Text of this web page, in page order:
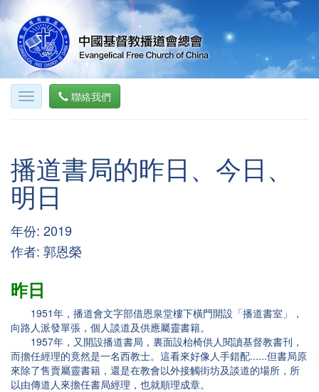
聯絡我們
播道書局的昨日、今日、
明日
年份: 2019
作者: 郭恩榮
昨日
1951年，播道會文字部借恩泉堂樓下橫門開設「播道書室」，
向路人派發單張，個人談道及供應屬靈書籍。
1957年，又開設播道書局，裏面設枱椅供人閱讀基督教書刊，
而擔任經理的竟然是一名西教士。這看來好像人手錯配......但書局原
來除了售賣屬靈書籍，還是在教會以外接觸街坊及談道的場所，所
以由傳道人來擔任書局經理，也就順理成章。